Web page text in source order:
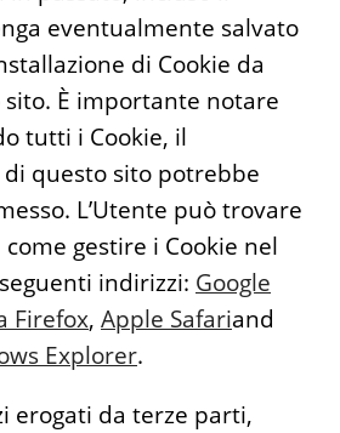
eventualmente salvato
di Cookie da
È importante notare
tutti i Cookie, il
questo sito potrebbe
L’Utente può trovare
gestire i Cookie nel
indirizzi: Google
Firefox, Apple Safariand
Explorer.
erogati da terze parti,